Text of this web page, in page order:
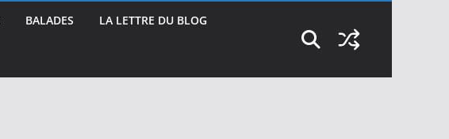
BALADES LA LETTRE DU BLOG